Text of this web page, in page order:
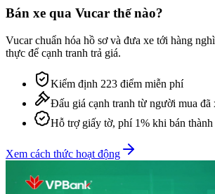
Bán xe qua Vucar thế nào?
Vucar chuẩn hóa hồ sơ và đưa xe tới hàng
thực để cạnh tranh trả giá.
Kiểm định 223 điểm miễn phí
Đấu giá cạnh tranh từ người mua đã
Hỗ trợ giấy tờ, phí 1% khi bán thành
Xem cách thức hoạt động